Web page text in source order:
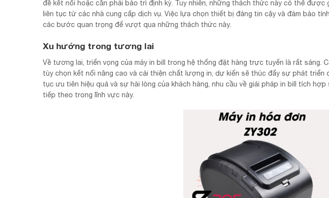
đề kết nối hoặc cần phải bảo trì định kỳ. Tuy nhiên, những thách thức này có thể
liên tục từ các nhà cung cấp dịch vụ. Việc lựa chọn thiết bị đáng tin cậy và đảm bảo
các bước quan trọng để vượt qua những thách thức này.
Xu hướng trong tương lai
Về tương lai, triển vọng của máy in bill trong hệ thống đặt hàng trực tuyến là rất sáng.
tùy chọn kết nối nâng cao và cải thiện chất lượng in, dự kiến sẽ thúc đẩy sự phát triển
tục ưu tiên hiệu quả và sự hài lòng của khách hàng, nhu cầu về giải pháp in bill tích
tiếp theo trong lĩnh vực này.